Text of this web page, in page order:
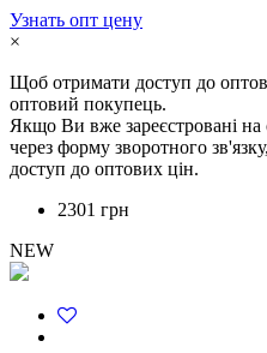
Узнать опт цену
×
Щоб отримати доступ до
оптовий покупець.
Якщо Ви вже зареєстровані на
через форму зворотного
доступ до оптових цін.
2301 грн
NEW